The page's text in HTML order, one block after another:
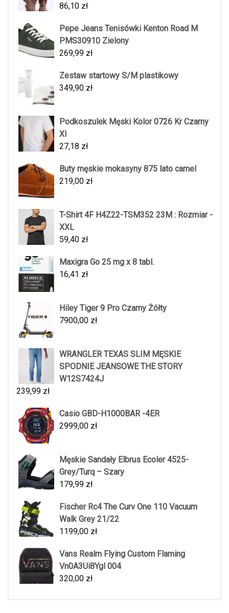
86,10 zł
Pepe Jeans Tenisówki Kenton Road M
PMS30910 Zielony
269,99 zł
Zestaw startowy S/M plastikowy
349,90 zł
Podkoszulek Męski Kolor 0726 Kr Czarny
Xl
27,18 zł
Buty męskie mokasyny 875 lato camel
219,00 zł
T-Shirt 4F H4Z22-TSM352 23M : Rozmiar -
XXL
59,40 zł
Maxigra Go 25 mg x 8 tabl.
16,41 zł
Hiley Tiger 9 Pro Czarny Żółty
7900,00 zł
WRANGLER TEXAS SLIM MĘSKIE
SPODNIE JEANSOWE THE STORY
W12S7424J
239,99 zł
Casio GBD-H1000BAR -4ER
2999,00 zł
Męskie Sandały Elbrus Ecoler 4525-
Grey/Turq – Szary
179,99 zł
Fischer Rc4 The Curv One 110 Vacuum
Walk Grey 21/22
1199,00 zł
Vans Realm Flying Custom Flaming
Vn0A3Ui8Ygl 004
320,00 zł